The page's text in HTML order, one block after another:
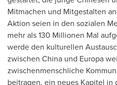
Mitmachen und Mitgestalten
Aktion seien in den sozialen
mehr als 130 Millionen Mal
werde den kulturellen
zwischen China und Europa
zwischenmenschliche
beitragen, ein neues Kapitel in